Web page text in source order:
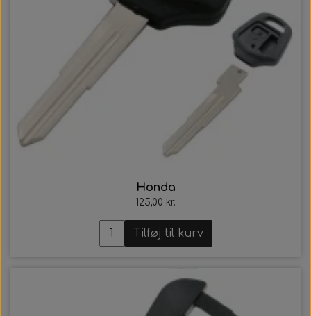
Honda
125,00 kr.
Tilføj til kurv